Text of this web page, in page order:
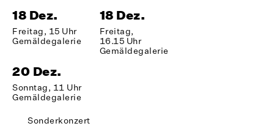
18 Dez.
Freitag, 15 Uhr
Gemäldegalerie
18 Dez.
Freitag,
16.15 Uhr
Gemäldegalerie
20 Dez.
Sonntag, 11 Uhr
Gemäldegalerie
Sonderkonzert